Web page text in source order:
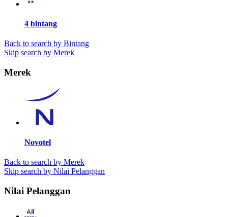
4 bintang
Back to search by Bintang
Skip search by Merek
Merek
Novotel
Back to search by Merek
Skip search by Nilai Pelanggan
Nilai Pelanggan